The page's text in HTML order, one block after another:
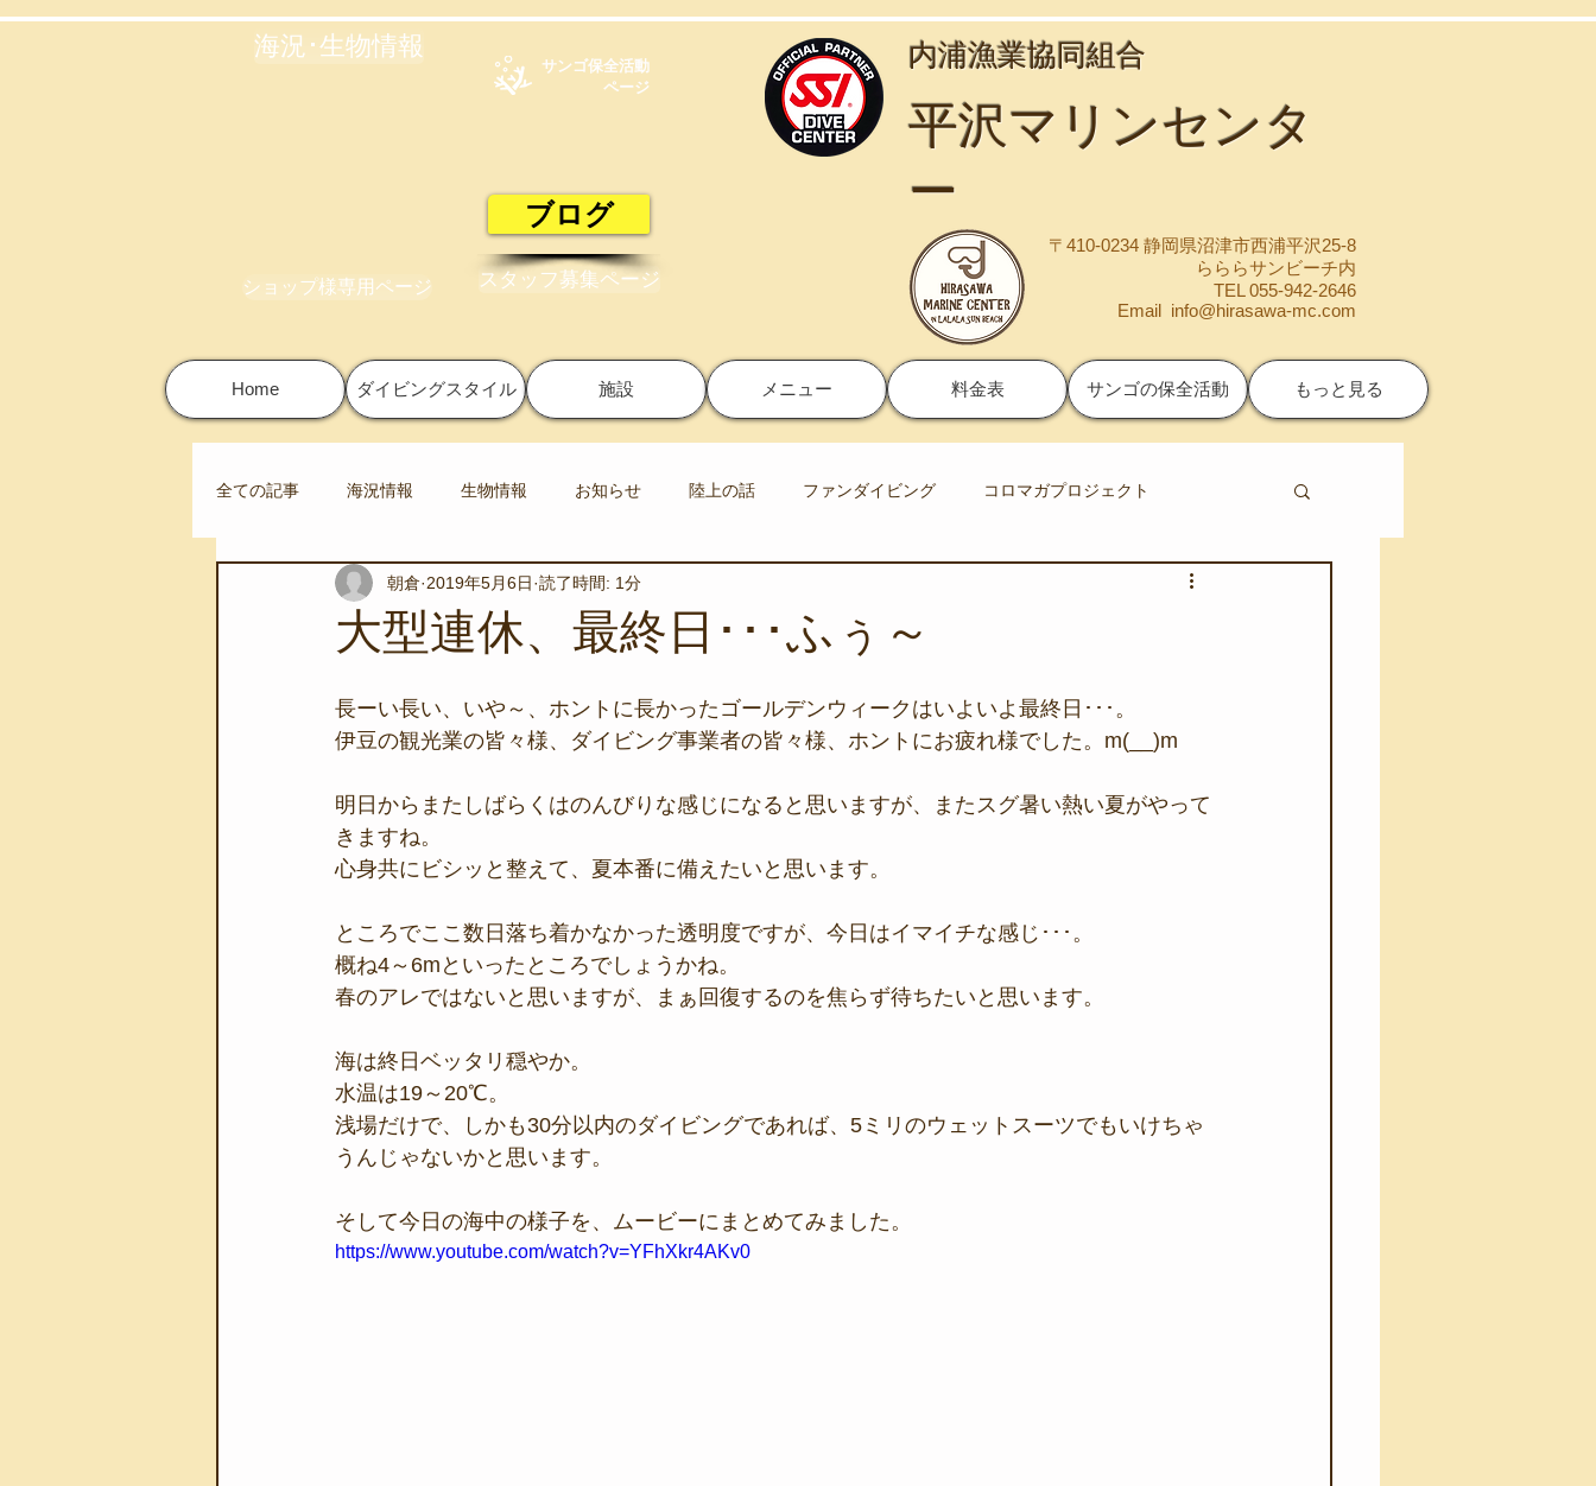
海況･生物情報
サンゴ保全活動​
ページ
ブログ
ショップ様専用ページ スタッフ募集ページ
​内浦漁業協同組合
​平沢マリンセンタ
ー
〒410-0234 静岡県沼津市西浦平沢25-8
らららサンビーチ内
TEL 055-942-2646
Email info@hirasawa-mc.com
Home ダイビングスタイル 施設 メニュー 料金表 サンゴの保全活動 もっと見る
全ての記事 海況情報 生物情報 お知らせ 陸上の話 ファンダイビング コロマガプロジェクト
スノーケリングツアー 自然環境保全 ワカメの養殖 アカモク養殖実験
地域のこと 磯あそび教室 環境保全活動 施設 水中技術実証フィールド
大型連休、最終日･･･ふぅ～
朝倉 2019年5月6日 読了時間: 1分
長ーい長い、いや～、ホントに長かったゴールデンウィークはいよいよ最終日･･･。
伊豆の観光業の皆々様、ダイビング事業者の皆々様、ホントにお疲れ様でした。m(__)m
明日からまたしばらくはのんびりな感じになると思いますが、またスグ暑い熱い夏がやって
きますね。
心身共にビシッと整えて、夏本番に備えたいと思います。
ところでここ数日落ち着かなかった透明度ですが、今日はイマイチな感じ･･･。
概ね4～6mといったところでしょうかね。
春のアレではないと思いますが、まぁ回復するのを焦らず待ちたいと思います。
海は終日ベッタリ穏やか。
水温は19～20℃。
浅場だけで、しかも30分以内のダイビングであれば、5ミリのウェットスーツでもいけちゃ
うんじゃないかと思います。
そして今日の海中の様子を、ムービーにまとめてみました。
https://www.youtube.com/watch?v=YFhXkr4AKv0